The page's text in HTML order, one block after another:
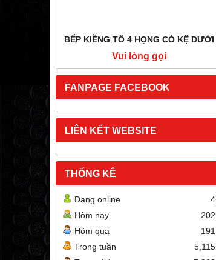
BẾP KIỀNG TÔ 4 HỌNG CÓ KỆ DƯỚI
Vui lòng gọi
FANPAGE FACEBOOK
LIÊN KẾT WEBSITE
THỐNG KÊ
Đang online
4
Hôm nay
202
Hôm qua
191
Trong tuần
5,115